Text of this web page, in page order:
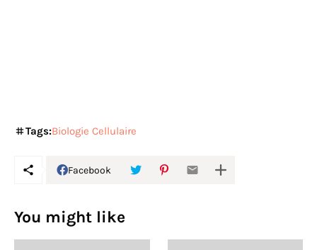
Tags:Biologie Cellulaire
Facebook
You might like